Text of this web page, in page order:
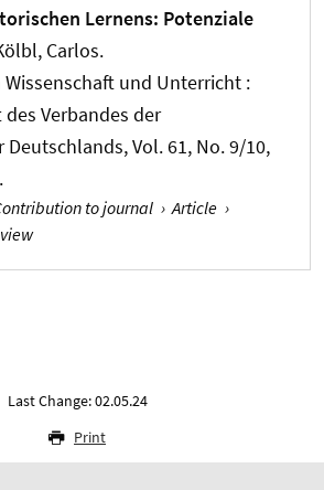
Lernens: Potenziale
Carlos.
Wissenschaft und Unterricht :
des Verbandes der
Deutschlands, Vol. 61, No. 9/10,
to journal › Article ›
Last Change: 02.05.24
Print